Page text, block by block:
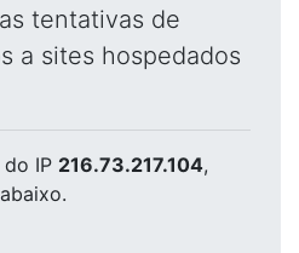
tentativas de
a sites hospedados
do IP 216.73.217.104,